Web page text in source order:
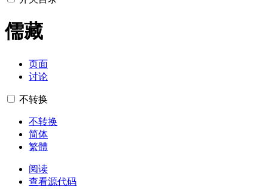
儒藏
页面
讨论
不转换
不转换
简体
繁體
阅读
查看源代码